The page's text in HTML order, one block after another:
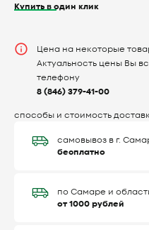
Купить в один клик
Цена на некоторые
Актуальность цены Вы
телефону
8 (846) 379-41-00
способы и стоимость
самовывоз в г.
бесплатно
по Самаре и
от 1000 рублей